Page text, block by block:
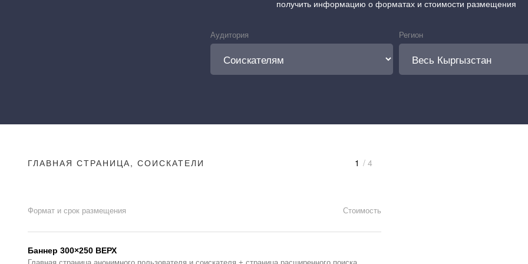
получить информацию о форматах и стоимости размещения
Аудитория Регион
1 / 4
ГЛАВНАЯ СТРАНИЦА, СОИСКАТЕЛИ
Формат и срок размещения Стоимость
Баннер 300×250 ВЕРХ